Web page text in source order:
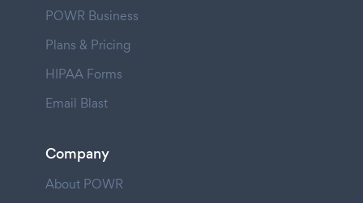
POWR Business
Plans & Pricing
HIPAA Forms
Email Blast
Company
About POWR